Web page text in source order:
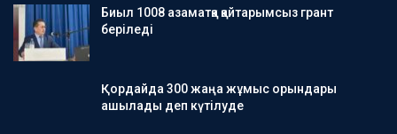
Биыл 1008 азаматқа қайтарымсыз грант
беріледі
Қордайда 300 жаңа жұмыс орындары
ашылады деп күтілуде